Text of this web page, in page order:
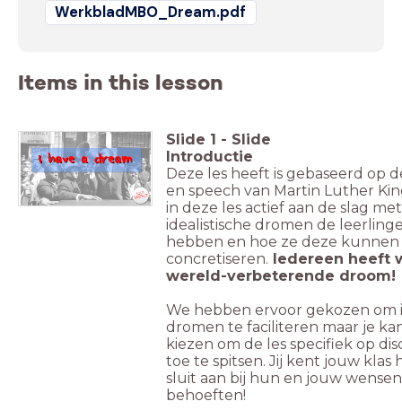
WerkbladMBO_Dream.pdf
Items in this lesson
Slide 1 - Slide
Introductie
Deze les heeft is gebaseerd op
en speech van Martin Luther
in deze les actief aan de slag
idealistische dromen de
hebben en hoe ze deze kunnen
concretiseren. Iedereen heeft
wereld-verbeterende droom!
We hebben ervoor gekozen om
dromen te faciliteren maar je
kiezen om de les specifiek op
toe te spitsen. Jij kent jouw klas
sluit aan bij hun en jouw
behoeften!